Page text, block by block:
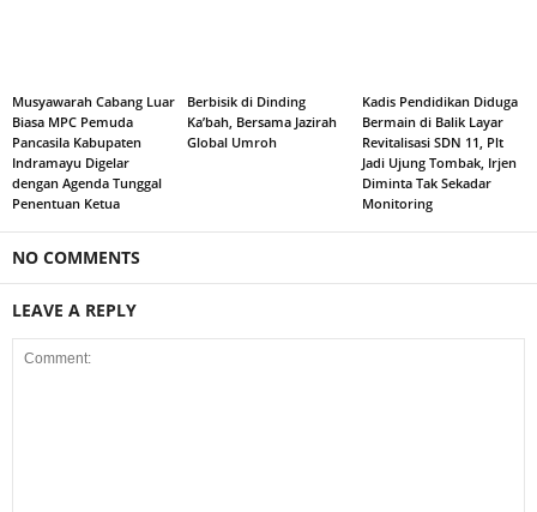
Musyawarah Cabang Luar
Biasa MPC Pemuda
Pancasila Kabupaten
Indramayu Digelar
dengan Agenda Tunggal
Penentuan Ketua
Berbisik di Dinding
Ka’bah, Bersama Jazirah
Global Umroh
Kadis Pendidikan Diduga
Bermain di Balik Layar
Revitalisasi SDN 11, Plt
Jadi Ujung Tombak, Irjen
Diminta Tak Sekadar
Monitoring
NO COMMENTS
LEAVE A REPLY